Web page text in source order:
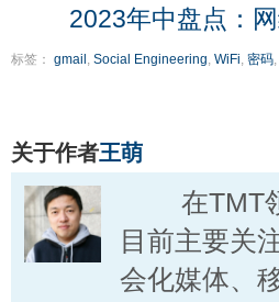
2023年中盘点：
标签： gmail , Social Engineering, WiFi, 密码,
关于作者王萌
在TMT领
目前主要关
会化媒体、